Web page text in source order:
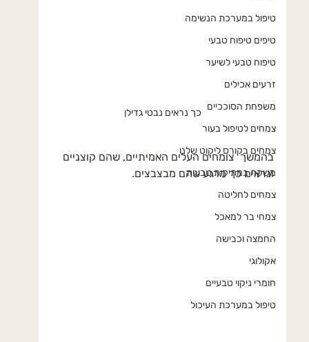
טיפול במערכת הנשימה
טיפים טיפוח טבעי
טיפוח טבעי לשיער
זרעים אכילים
משפחת הסוככיים
צמחים לטיפול בעור
צמחים בקורס ליקוט שלנו
משקה במתיקות טבעית
צמחים לחליטה
צמחי בר למאכל
החמצה וכבישה
אקולוגי
חומרי ניקוי טבעיים
טיפול במערכת העיכול
כך נראים נבטי גדילן
בהמשך  צומחים העלים האמיתיים, שהם קוצניים
ונראים כך מרגע שהם מבצבצים.